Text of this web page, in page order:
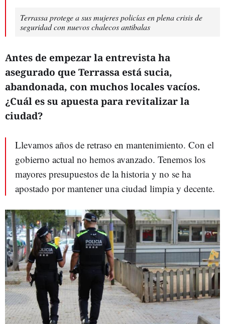
Terrassa protege a sus mujeres policías en plena crisis de
seguridad con nuevos chalecos antibalas
Antes de empezar la entrevista ha
asegurado que Terrassa está sucia,
abandonada, con muchos locales vacíos.
¿Cuál es su apuesta para revitalizar la
ciudad?
Llevamos años de retraso en mantenimiento. Con el
gobierno actual no hemos avanzado. Tenemos los
mayores presupuestos de la historia y no se ha
apostado por mantener una ciudad limpia y decente.